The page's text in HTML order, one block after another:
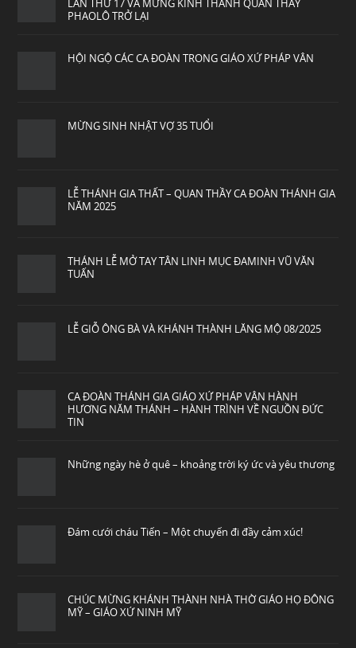
LẦN THỨ 17 VÀ MỪNG KÍNH THÁNH QUAN THẦY
PHAOLÔ TRỞ LẠI
HỘI NGỘ CÁC CA ĐOÀN TRONG GIÁO XỨ PHÁP VÂN
MỪNG SINH NHẬT VỢ 35 TUỔI
LỄ THÁNH GIA THẤT – QUAN THẦY CA ĐOÀN THÁNH GIA
NĂM 2025
THÁNH LỄ MỞ TAY TÂN LINH MỤC ĐAMINH VŨ VĂN
TUẤN
LỄ GIỖ ÔNG BÀ VÀ KHÁNH THÀNH LĂNG MỘ 08/2025
CA ĐOÀN THÁNH GIA GIÁO XỨ PHÁP VÂN HÀNH
HƯƠNG NĂM THÁNH – HÀNH TRÌNH VỀ NGUỒN ĐỨC
TIN
Những ngày hè ở quê – khoảng trời ký ức và yêu thương
Đám cưới cháu Tiến – Một chuyến đi đầy cảm xúc!
CHÚC MỪNG KHÁNH THÀNH NHÀ THỜ GIÁO HỌ ĐÔNG
MỸ – GIÁO XỨ NINH MỸ